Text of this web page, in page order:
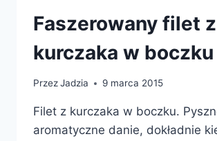
Faszerowany filet z
kurczaka w boczku
PrzezJadzia 9 marca 2015
Filet z kurczaka w boczku.
aromatyczne danie, dokładnie